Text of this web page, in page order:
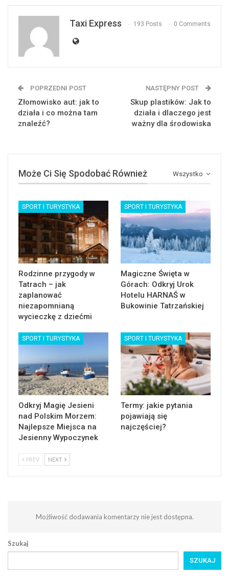
Taxi Express 193 Posts 0 Comments
POPRZEDNI POST
Złomowisko aut: jak to
działa i co można tam
znaleźć?
NASTĘPNY POST
Skup plastików: Jak to
działa i dlaczego jest
ważny dla środowiska
Wszystko
Może Ci Się Spodobać Również
SPORT I TURYSTYKA
Rodzinne przygody w
Tatrach – jak
zaplanować
niezapomnianą
wycieczkę z dziećmi
SPORT I TURYSTYKA
Magiczne Święta w
Górach: Odkryj Urok
Hotelu HARNAŚ w
Bukowinie Tatrzańskiej
SPORT I TURYSTYKA
Odkryj Magię Jesieni
nad Polskim Morzem:
Najlepsze Miejsca na
Jesienny Wypoczynek
SPORT I TURYSTYKA
Termy: jakie pytania
pojawiają się
najczęściej?
PREV NEXT
Możliwość dodawania komentarzy nie jest dostępna.
Szukaj
SZUKAJ